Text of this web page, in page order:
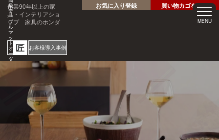
創業90年以上の家
具・インテリアショ
ップ 家具のホンダ
級
テ
ー
ブ
ル
マ
ッ
ト
オ
ー
ダ
サ
専
匠 お客様導入事例
ホテル・レストラン・企業
様の大事なテーブルを傷・
汚れから守る！
1mm
単位
オー
ダー
サイ
見積
り
請求
書対
応
短納
専門
家対
応
お気に入り登録 買い物カゴを見る
MENU